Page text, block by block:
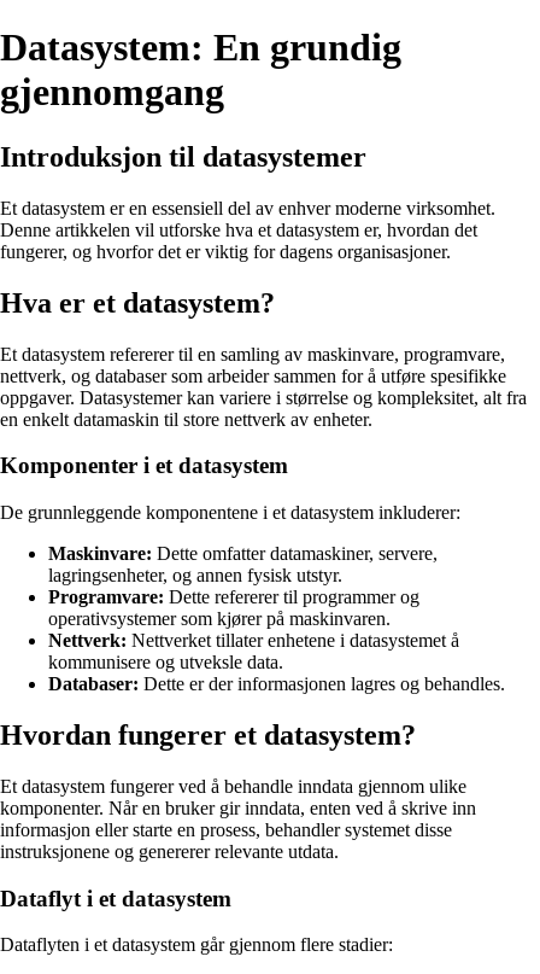
Datasystem: En grundig
gjennomgang
Introduksjon til datasystemer
Et datasystem er en essensiell del av enhver moderne virksomhet.
Denne artikkelen vil utforske hva et datasystem er, hvordan det
fungerer, og hvorfor det er viktig for dagens organisasjoner.
Hva er et datasystem?
Et datasystem refererer til en samling av maskinvare, programvare,
nettverk, og databaser som arbeider sammen for å utføre spesifikke
oppgaver. Datasystemer kan variere i størrelse og kompleksitet, alt fra
en enkelt datamaskin til store nettverk av enheter.
Komponenter i et datasystem
De grunnleggende komponentene i et datasystem inkluderer:
Maskinvare: Dette omfatter datamaskiner, servere,
lagringsenheter, og annen fysisk utstyr.
Programvare: Dette refererer til programmer og
operativsystemer som kjører på maskinvaren.
Nettverk: Nettverket tillater enhetene i datasystemet å
kommunisere og utveksle data.
Databaser: Dette er der informasjonen lagres og behandles.
Hvordan fungerer et datasystem?
Et datasystem fungerer ved å behandle inndata gjennom ulike
komponenter. Når en bruker gir inndata, enten ved å skrive inn
informasjon eller starte en prosess, behandler systemet disse
instruksjonene og genererer relevante utdata.
Dataflyt i et datasystem
Dataflyten i et datasystem går gjennom flere stadier: